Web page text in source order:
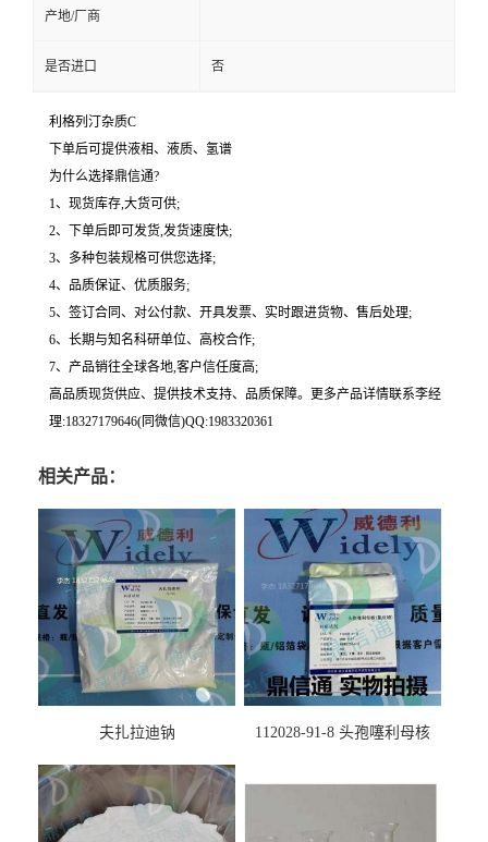
产地/厂商
是否进口 否
利格列汀杂质C
下单后可提供液相、液质、氢谱
为什么选择鼎信通?
1、现货库存,大货可供;
2、下单后即可发货,发货速度快;
3、多种包装规格可供您选择;
4、品质保证、优质服务;
5、签订合同、对公付款、开具发票、实时跟进货物、售后处理;
6、长期与知名科研单位、高校合作;
7、产品销往全球各地,客户信任度高;
高品质现货供应、提供技术支持、品质保障。更多产品详情联系李经
理:18327179646(同微信)QQ:1983320361
相关产品：
夫扎拉迪钠
112028-91-8 头孢噻利母核